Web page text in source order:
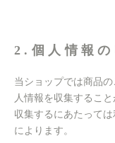
2.個人情報の
当ショップでは商品
人情報を収集すること
収集するにあたって
によります。